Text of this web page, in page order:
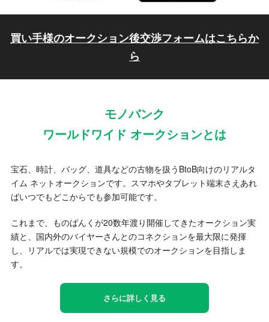
買い手様のオークション後交渉フォームはこちらか
ら
モノバンク
ワールドワイド オークションとは
宝石、時計、バッグ、道具などの古物を扱うBtoB向けのリアルタ
イム ネットオークションです。スマホやタブレット端末さえあれ
ばいつでもどこからでも参加可能です。
これまで、ものばんくが20数年渡り開催してきたオークション実
績と、国内外のバイヤーさんとのコネクションを最大限に発揮
し、リアルでは実現できない規模でのオークションを目指しま
す。
さらに詳しく見る